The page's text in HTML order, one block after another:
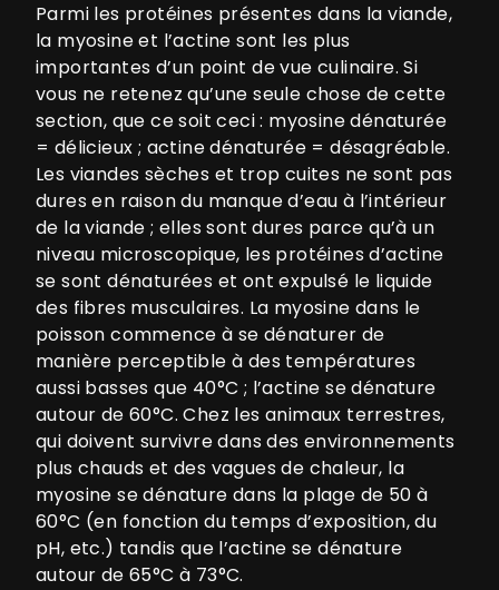
Parmi les protéines présentes dans la viande,
la myosine et l’actine sont les plus
importantes d’un point de vue culinaire. Si
vous ne retenez qu’une seule chose de cette
section, que ce soit ceci : myosine dénaturée
= délicieux ; actine dénaturée = désagréable.
Les viandes sèches et trop cuites ne sont pas
dures en raison du manque d’eau à l’intérieur
de la viande ; elles sont dures parce qu’à un
niveau microscopique, les protéines d’actine
se sont dénaturées et ont expulsé le liquide
des fibres musculaires. La myosine dans le
poisson commence à se dénaturer de
manière perceptible à des températures
aussi basses que 40°C ; l’actine se dénature
autour de 60°C. Chez les animaux terrestres,
qui doivent survivre dans des environnements
plus chauds et des vagues de chaleur, la
myosine se dénature dans la plage de 50 à
60°C (en fonction du temps d’exposition, du
pH, etc.) tandis que l’actine se dénature
autour de 65°C à 73°C.